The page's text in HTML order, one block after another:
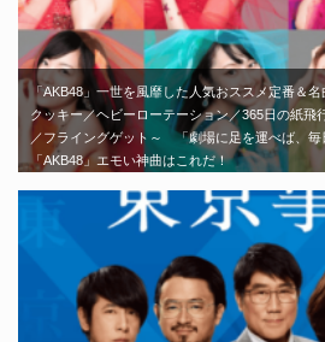
「AKB48」一世を風靡した人気おススメ定番＆
クッキー／ヘビーローテーション／365日の紙飛
／フライングゲット～ 「劇場に足を運べば、毎
「AKB48」エモい神曲はこれだ！